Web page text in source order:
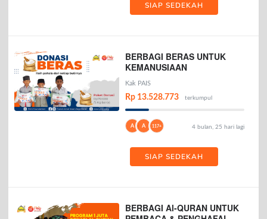
SIAP SEDEKAH
BERBAGI BERAS UNTUK
KEMANUSIAAN
Kak PAIS
Rp 13.528.773 terkumpul
A A 117+ 4 bulan, 25 hari lagi
SIAP SEDEKAH
BERBAGI Al-QURAN UNTUK